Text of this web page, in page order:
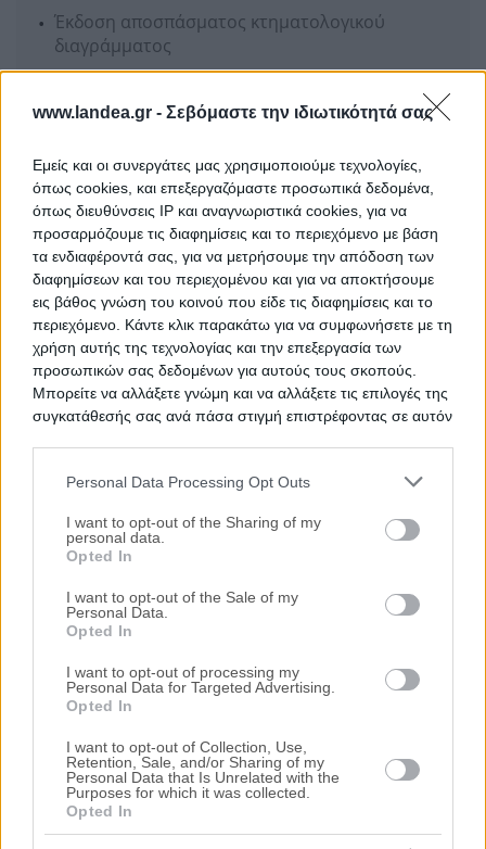
www.landea.gr - Σεβόμαστε την ιδιωτικότητά σας
Εμείς και οι συνεργάτες μας χρησιμοποιούμε τεχνολογίες,
όπως cookies, και επεξεργαζόμαστε προσωπικά δεδομένα,
όπως διευθύνσεις IP και αναγνωριστικά cookies, για να
προσαρμόζουμε τις διαφημίσεις και το περιεχόμενο με βάση
τα ενδιαφέροντά σας, για να μετρήσουμε την απόδοση των
διαφημίσεων και του περιεχομένου και για να αποκτήσουμε
εις βάθος γνώση του κοινού που είδε τις διαφημίσεις και το
περιεχόμενο. Κάντε κλικ παρακάτω για να συμφωνήσετε με τη
χρήση αυτής της τεχνολογίας και την επεξεργασία των
προσωπικών σας δεδομένων για αυτούς τους σκοπούς.
Μπορείτε να αλλάξετε γνώμη και να αλλάξετε τις επιλογές της
συγκατάθεσής σας ανά πάσα στιγμή επιστρέφοντας σε αυτόν
services and may gather and store information including but
not limited to your visit or usage behaviour. You may click to
grant or deny consent to Google and its third-party tags to
use your data for below specified purposes in below Google
consent section.
Personal Data Processing Opt Outs
I want to opt-out of the Sharing of my
personal data.
Opted In
I want to opt-out of the Sale of my
Personal Data.
Opted In
I want to opt-out of processing my
Personal Data for Targeted Advertising.
Opted In
I want to opt-out of Collection, Use,
Retention, Sale, and/or Sharing of my
Personal Data that Is Unrelated with the
Purposes for which it was collected.
Opted In
Έκδοση αποσπάσματος κτηματολογικού
διαγράμματος
Έκδοση πιστοποιητικού βαρών
Μεταγραφή στο Υποθηκοφυλακείο /
Ενδιαφέρομαι
ΜΠΑΖΟΥΡΟΣ ΔΙΚΗΓΟΡΙΚΗ ΕΤΑΙΡΕΙΑ
Η Μπαζούρος Δικηγορική Εταιρεία, με εξειδίκευση
δίκτυο συνεργαζόμενων δικηγόρων και
συμβολαιογράφων, παρέχει πλήρη νομική υποστήριξη
διαδικασίες που ακολουθούν την κατακύρωση του
ακινήτου.
Εξυπηρετεί όλη την Ελλάδα
Νομικός έλεγχος ακινήτου και προδικασίας
πλειστηριασμού / Legal Opinion
Μεταγραφή τίτλων στο Κτηματολόγιο &